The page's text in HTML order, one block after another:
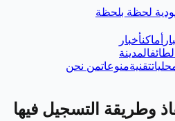
لحظة بلحظة
أماكنأخبار
المدينة
تقنيةمنوعاتمن نحن
وطريقة التسجيل فيها